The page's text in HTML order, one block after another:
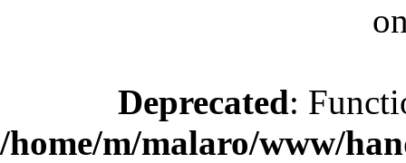
Deprecated:
/home/m/malaro/www/